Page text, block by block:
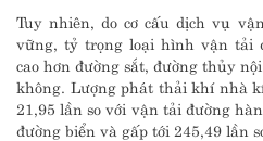
Tuy nhiên, do cơ cấu dịch vụ
vững, tỷ trọng loại hình vận tải
cao hơn đường sắt, đường thủy
không. Lượng phát thải khí nhà
21,95 lần so với vận tải đường
đường biển và gấp tới 245,49 lần